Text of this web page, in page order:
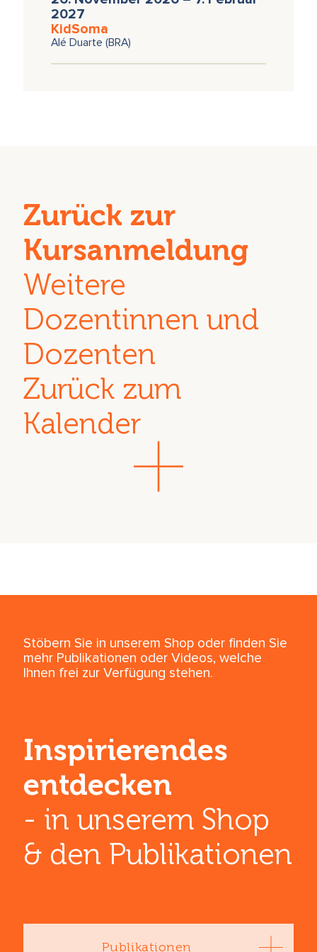
2027
KidSoma
Alé Duarte (BRA)
Zurück zur
Kursanmeldung
Weitere
Dozentinnen und
Dozenten
Zurück zum
Kalender
Stöbern Sie in unserem Shop oder finden Sie
mehr Publikationen oder Videos, welche
Ihnen frei zur Verfügung stehen.
Inspirierendes
entdecken
- in unserem Shop
& den ­Publikationen
Publikationen